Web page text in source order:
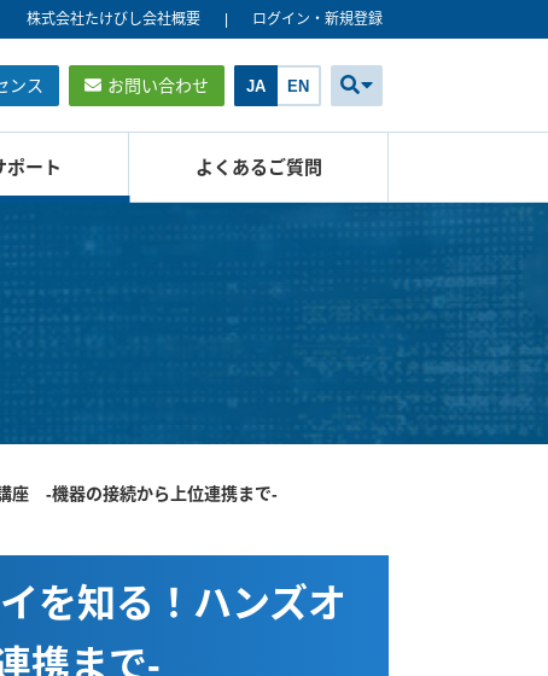
株式会社たけびし会社概要 ログイン・新規登録
ンス お問い合わせ JA EN
ポート よくあるご質問
座 -機器の接続から上位連携まで-
を知る！ハンズオ
携まで-